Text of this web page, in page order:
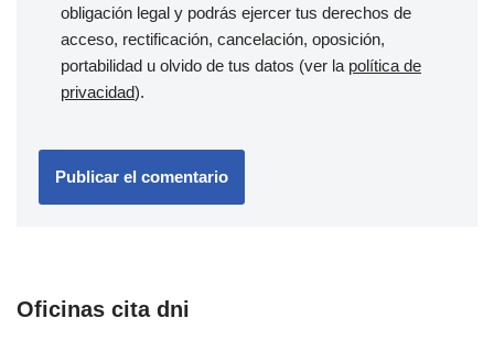
obligación legal y podrás ejercer tus derechos de
acceso, rectificación, cancelación, oposición,
portabilidad u olvido de tus datos (ver la política de
privacidad).
Oficinas cita dni